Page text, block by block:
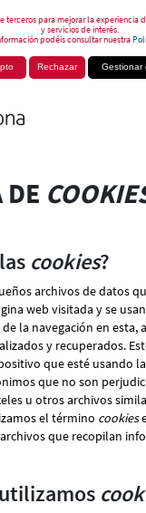
terceros para mejorar la experiencia
y servicios de interés.
podéis consultar nuestra
Rechazar Gestionar
cookies?
archivos de datos
web visitada y se
la navegación en esta,
y recuperados.
que esté usando
que no son
u otros archivos
el término cookies
que recopilan